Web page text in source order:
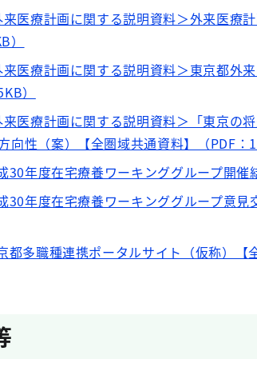
医療計画に関する説明資料＞外来医療
）
医療計画に関する説明資料＞東京都外
）
医療計画に関する説明資料＞「東京の
向性（案）【全圏域共通資料】（PDF：
30年度在宅療養ワーキンググループ開催
30年度在宅療養ワーキンググループ意見
都多職種連携ポータルサイト（仮称）【